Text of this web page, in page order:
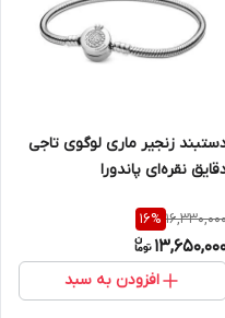
زنجیر ماری لوگوی تاجی
نقره‌ای پاندورا
16%
افزودن به سبد